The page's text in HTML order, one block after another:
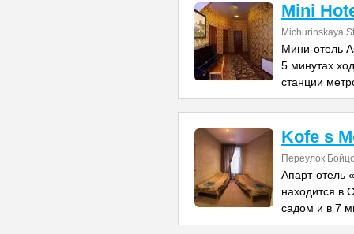
Mini
Michurinskaya
Мини-отель
5 минутах
станции
Kofe s
Переулок
Апарт-отель
находится в
садом и в 7